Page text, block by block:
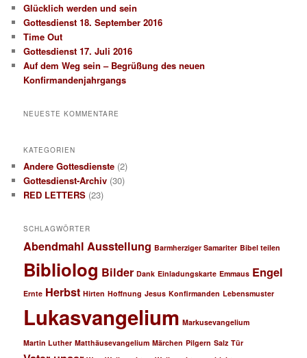
Glücklich werden und sein
Gottesdienst 18. September 2016
Time Out
Gottesdienst 17. Juli 2016
Auf dem Weg sein – Begrüßung des neuen
Konfirmandenjahrgangs
NEUESTE KOMMENTARE
KATEGORIEN
Andere Gottesdienste (2)
Gottesdienst-Archiv (30)
RED LETTERS (23)
SCHLAGWÖRTER
Abendmahl Ausstellung Barmherziger Samariter Bibel teilen
Bibliolog Bilder Dank Einladungskarte Emmaus Engel
Ernte Herbst Hirten Hoffnung Jesus Konfirmanden Lebensmuster
Lukasvangelium Markusevangelium
Martin Luther Matthäusevangelium Märchen Pilgern Salz Tür